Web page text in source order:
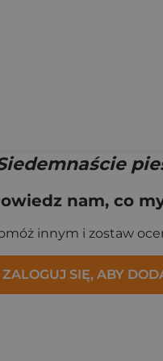
nam, co
innym i zostaw
ZALOGUJ SIĘ, ABY